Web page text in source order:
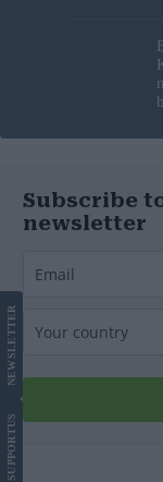
Subscribe
newsletter
SUPPORT
US
NEWS
LETTER